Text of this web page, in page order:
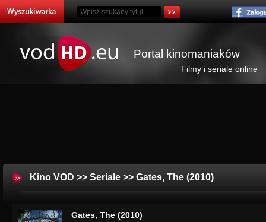
Portal kinomaniaków
Filmy i seriale online
Kino VOD >> Seriale >> Gates, The (2010)
Gates, The (2010)